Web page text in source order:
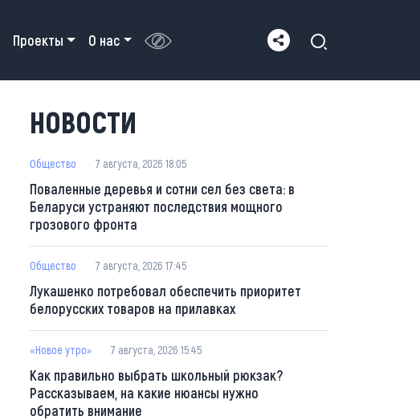
Проекты О нас
НОВОСТИ
Общество 7 августа, 2026 18:05
Поваленные деревья и сотни сел без света: в
Беларуси устраняют последствия мощного
грозового фронта
Общество 7 августа, 2026 17:45
Лукашенко потребовал обеспечить приоритет
белорусских товаров на прилавках
«Новое утро» 7 августа, 2026 15:45
Как правильно выбрать школьный рюкзак?
Рассказываем, на какие нюансы нужно
обратить внимание